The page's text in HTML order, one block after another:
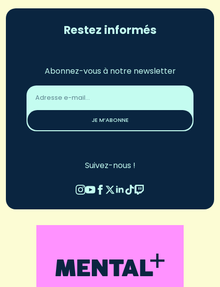
Restez informés
Abonnez-vous à notre newsletter
Adresse
email
JE M’ABONNE
Suivez-nous !